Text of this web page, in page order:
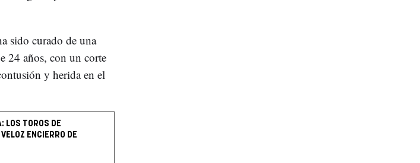
sido curado de una
24 años, con un corte
y herida en el
LOS TOROS DE
ENCIERRO DE